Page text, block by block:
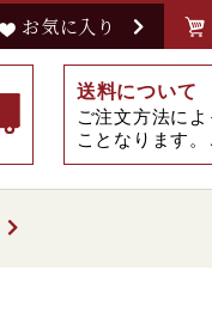
お気に入り
送料について
ご注文方法に
ことなります。